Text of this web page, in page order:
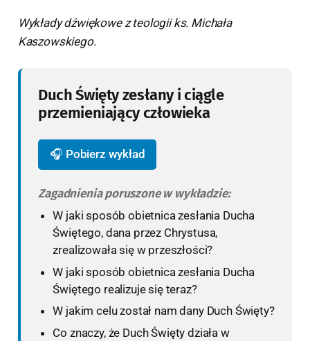
Wykłady dźwiękowe z teologii ks. Michała
Kaszowskiego.
Duch Święty zesłany i ciągle
przemieniający człowieka
🎧 Pobierz wykład
Zagadnienia poruszone w wykładzie:
W jaki sposób obietnica zesłania Ducha
Świętego, dana przez Chrystusa,
zrealizowała się w przeszłości?
W jaki sposób obietnica zesłania Ducha
Świętego realizuje się teraz?
W jakim celu został nam dany Duch Święty?
Co znaczy, że Duch Święty działa w